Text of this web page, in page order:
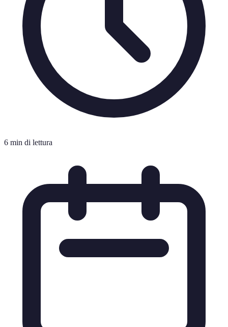
6 min di lettura